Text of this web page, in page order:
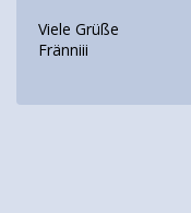
Viele Grüße
Fränniii